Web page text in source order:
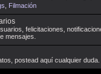
,Filmación
usuarios, felicitaciones,
de mensajes.
postead aquí cualquier